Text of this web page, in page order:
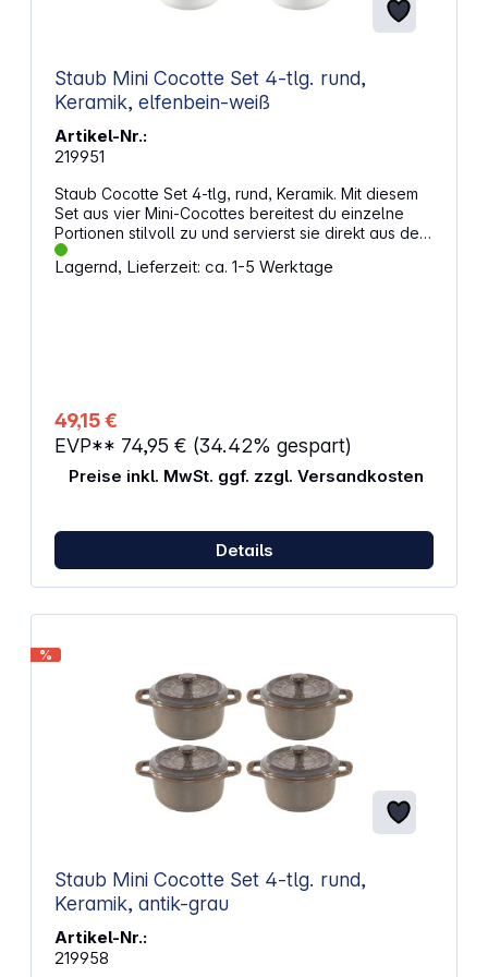
Staub Mini Cocotte Set 4-tlg. rund,
Keramik, elfenbein-weiß
Artikel-Nr.:
219951
Staub Cocotte Set 4-tlg, rund, Keramik. Mit diesem
Set aus vier Mini-Cocottes bereitest du einzelne
Portionen stilvoll zu und servierst sie direkt aus dem
Ofen. Die leuchtende Oberfläche bringt Farbe auf
den Tisch und erinnert an die großen Cocottes aus
erleichtert dir die Reinigung und Pflege. Dank der
Deckel bleibt der Inhalt lange warm – ideal für
Gerichte, die direkt am Tisch geöffnet werden.
Individuelle Portionen für jeden GeschmackOb süß
oder herzhaft – du bereitest darin Einzelportionen
oder Unverträglichkeiten berücksichtigen, etwa ein
veganes Gemüsegratin oder ein Dessert ohne
Zucker. Die Cocottes sind mikrowellen- und
backofengeeignet und passen perfekt in moderne
Wärmeverteilung für gleichmäßiges Garen Deckel
schließt dicht und hält Speisen warm Geeignet für
Mikrowelle, Backofen, Grill und Gefrierschrank
Verwendbar mit Metallgegenständen und
spülmaschinengeeignet Farbe bringt lebendige
Akzente auf den Tisch Volumen von 200 ml für
Einzelportionen Durchmesser von 10 cm für
kompakte Zubereitung Set enthält vier Mini-
Cocottes Gewicht: 1,60 kg
Lagernd, Lieferzeit: ca. 1-5 Werktage
49,15 €
EVP** 74,95 € (34.42% gespart)
Preise inkl. MwSt. ggf. zzgl. Versandkosten
Details
%
Staub Mini Cocotte Set 4-tlg. rund,
Keramik, antik-grau
Artikel-Nr.:
219958